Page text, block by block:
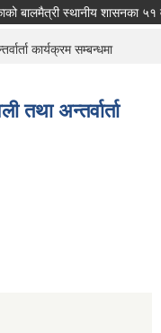
बालमैत्री स्थानीय शासनका ५१
कार्यक्रम सम्बन्धमा
तथा अन्तर्वार्ता